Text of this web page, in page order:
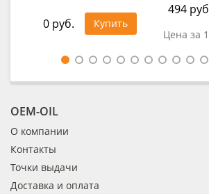
0 руб. Купить
494
Цена за
OEM-OIL
О компании
Контакты
Точки выдачи
Доставка и оплата